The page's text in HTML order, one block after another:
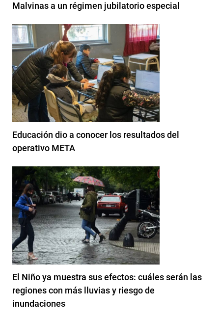
Malvinas a un régimen jubilatorio especial
Educación dio a conocer los resultados del
operativo META
El Niño ya muestra sus efectos: cuáles serán las
regiones con más lluvias y riesgo de
inundaciones